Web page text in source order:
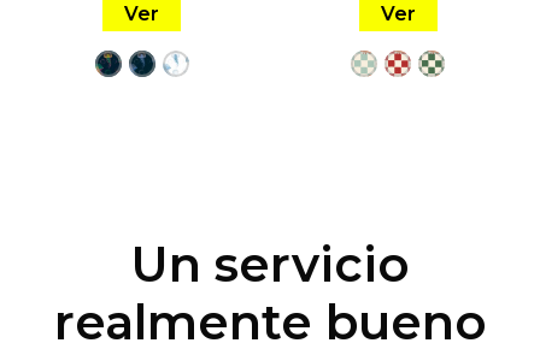
Ver Ver
Un servicio
realmente bueno